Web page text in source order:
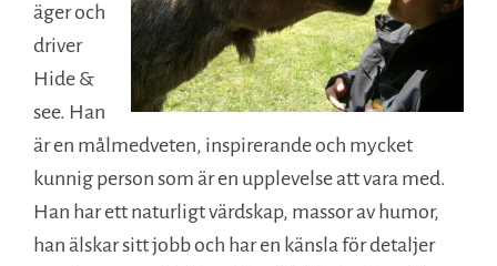
äger och
driver
Hide &
see. Han
är en målmedveten, inspirerande och mycket
kunnig person som är en upplevelse att vara med.
Han har ett naturligt värdskap, massor av humor,
han älskar sitt jobb och har en känsla för detaljer